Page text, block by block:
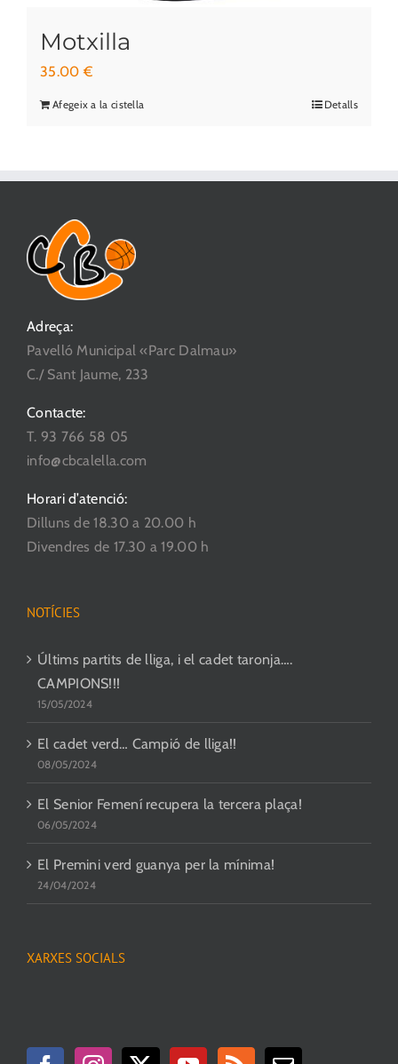
Motxilla
35.00€
Afegeix a la cistella Detalls
Adreça:
Pavelló Municipal «Parc Dalmau»
C./ Sant Jaume, 233
Contacte:
T. 93 766 58 05
info@cbcalella.com
Horari d’atenció:
Dilluns de 18.30 a 20.00 h
Divendres de 17.30 a 19.00 h
NOTÍCIES
Últims partits de lliga, i el cadet taronja….
CAMPIONS!!!
15/05/2024
El cadet verd… Campió de lliga!!
08/05/2024
El Senior Femení recupera la tercera plaça!
06/05/2024
El Premini verd guanya per la mínima!
24/04/2024
XARXES SOCIALS